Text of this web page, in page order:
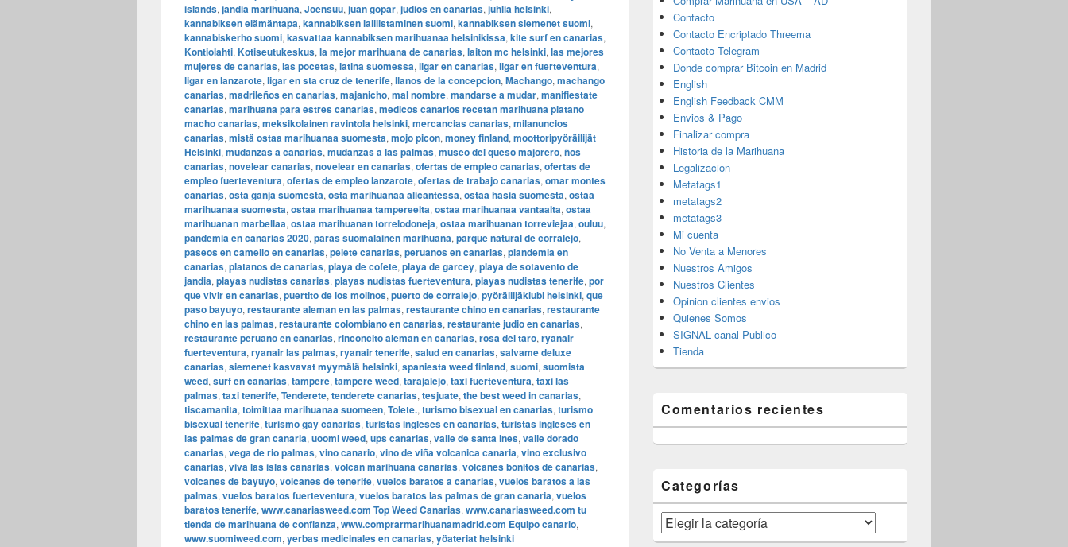
islands, jandia marihuana, Joensuu, juan gopar, judios en canarias, juhlia helsinki,
kannabiksen elämäntapa, kannabiksen laillistaminen suomi, kannabiksen siemenet suomi,
kannabiskerho suomi, kasvattaa kannabiksen marihuanaa helsinikissa, kite surf en canarias,
Kontiolahti, Kotiseutukeskus, la mejor marihuana de canarias, laiton mc helsinki, las mejores
mujeres de canarias, las pocetas, latina suomessa, ligar en canarias, ligar en fuerteventura,
ligar en lanzarote, ligar en sta cruz de tenerife, llanos de la concepcion, Machango, machango
canarias, madrileños en canarias, majanicho, mal nombre, mandarse a mudar, manifiestate
canarias, marihuana para estres canarias, medicos canarios recetan marihuana platano
macho canarias, meksikolainen ravintola helsinki, mercancias canarias, milanuncios
canarias, mistä ostaa marihuanaa suomesta, mojo picon, money finland, moottoripyöräilijät
Helsinki, mudanzas a canarias, mudanzas a las palmas, museo del queso majorero, ños
canarias, novelear canarias, novelear en canarias, ofertas de empleo canarias, ofertas de
empleo fuerteventura, ofertas de empleo lanzarote, ofertas de trabajo canarias, omar montes
canarias, osta ganja suomesta, osta marihuanaa alicantessa, ostaa hasia suomesta, ostaa
marihuanaa suomesta, ostaa marihuanaa tampereelta, ostaa marihuanaa vantaalta, ostaa
marihuanan marbellaa, ostaa marihuanan torrelodoneja, ostaa marihuanan torreviejaa, ouluu,
pandemia en canarias 2020, paras suomalainen marihuana, parque natural de corralejo,
paseos en camello en canarias, pelete canarias, peruanos en canarias, plandemia en
canarias, platanos de canarias, playa de cofete, playa de garcey, playa de sotavento de
jandia, playas nudistas canarias, playas nudistas fuerteventura, playas nudistas tenerife, por
que vivir en canarias, puertito de los molinos, puerto de corralejo, pyöräilijäklubi helsinki, que
paso bayuyo, restaurante aleman en las palmas, restaurante chino en canarias, restaurante
chino en las palmas, restaurante colombiano en canarias, restaurante judio en canarias,
restaurante peruano en canarias, rinconcito aleman en canarias, rosa del taro, ryanair
fuerteventura, ryanair las palmas, ryanair tenerife, salud en canarias, salvame deluxe
canarias, siemenet kasvavat myymälä helsinki, spaniesta weed finland, suomi, suomista
weed, surf en canarias, tampere, tampere weed, tarajalejo, taxi fuerteventura, taxi las
palmas, taxi tenerife, Tenderete, tenderete canarias, tesjuate, the best weed in canarias,
tiscamanita, toimittaa marihuanaa suomeen, Tolete., turismo bisexual en canarias, turismo
bisexual tenerife, turismo gay canarias, turistas ingleses en canarias, turistas ingleses en
las palmas de gran canaria, uoomi weed, ups canarias, valle de santa ines, valle dorado
canarias, vega de rio palmas, vino canario, vino de viña volcanica canaria, vino exclusivo
canarias, viva las islas canarias, volcan marihuana canarias, volcanes bonitos de canarias,
volcanes de bayuyo, volcanes de tenerife, vuelos baratos a canarias, vuelos baratos a las
palmas, vuelos baratos fuerteventura, vuelos baratos las palmas de gran canaria, vuelos
baratos tenerife, www.canariasweed.com Top Weed Canarias, www.canariasweed.com tu
tienda de marihuana de confianza, www.comprarmarihuanamadrid.com Equipo canario,
www.suomiweed.com, yerbas medicinales en canarias, yöateriat helsinki
Contacto
Contacto Encriptado Threema
Contacto Telegram
Donde comprar Bitcoin en Madrid
English
English Feedback CMM
Envios & Pago
Finalizar compra
Historia de la Marihuana
Legalizacion
Metatags1
metatags2
metatags3
Mi cuenta
No Venta a Menores
Nuestros Amigos
Nuestros Clientes
Opinion clientes envios
Quienes Somos
SIGNAL canal Publico
Tienda
Comentarios recientes
Categorías
Categorías